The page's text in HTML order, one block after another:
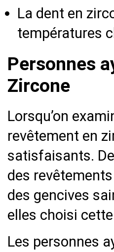
La dent en
températures
Personnes
Zircone
Lorsqu’on
revêtement en
satisfaisants.
des
des gencives
elles choisi
Les personnes